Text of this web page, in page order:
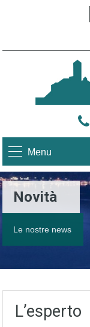
Menu
Novità
Le nostre news
L’esperto